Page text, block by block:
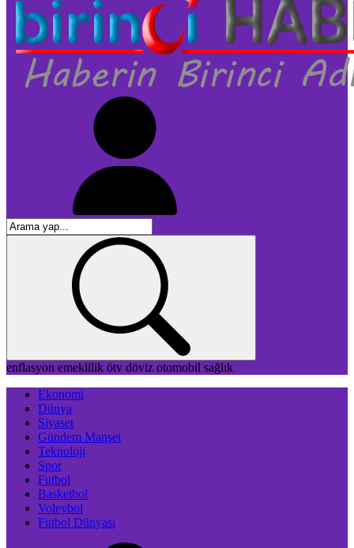
enflasyon emeklilik ötv döviz otomobil sağlık
Ekonomi
Dünya
Siyaset
Gündem Manşet
Teknoloji
Spor
Futbol
Basketbol
Voleybol
Futbol Dünyası